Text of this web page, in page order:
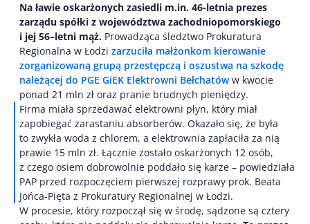
Na ławie oskarżonych zasiedli m.in. 46-letnia prezes
zarządu spółki z województwa zachodniopomorskiego
i jej 56–letni mąż. Prowadząca śledztwo Prokuratura
Regionalna w Łodzi zarzuciła małżonkom kierowanie
zorganizowaną grupą przestępczą i oszustwa na szkodę
należącej do PGE GiEK Elektrowni Bełchatóww kwocie
ponad 21 mln zł oraz pranie brudnych pieniędzy.
Firma miała sprzedawać elektrowni płyn, który miał
zapobiegać zarastaniu absorberów. Okazało się, że była
to zwykła woda z chlorem, a elektrownia zapłaciła za nią
prawie 15 mln zł. Łącznie zostało oskarżonych 12 osób,
z czego osiem dobrowolnie poddało się karze – powiedziała
PAP przed rozpoczęciem pierwszej rozprawy prok. Beata
Jońca-Pięta z Prokuratury Regionalnej w Łodzi.
W procesie, który rozpoczął się w środę, sądzone są cztery